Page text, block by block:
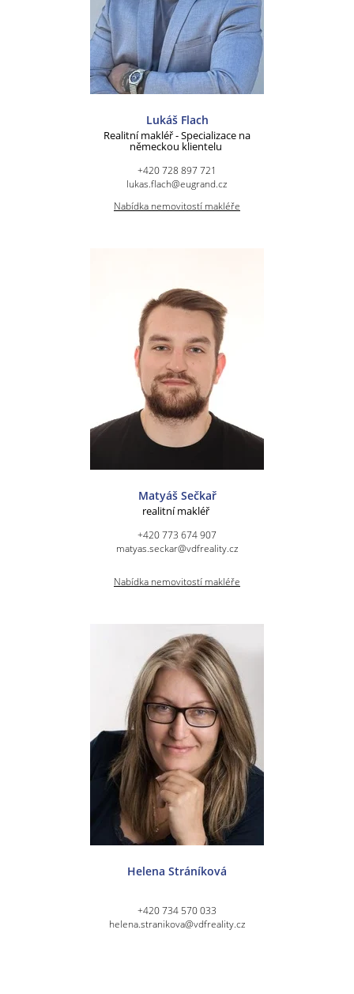
Lukáš Flach
Realitní makléř - Specializace na
německou klientelu
+420 728 897 721
lukas.flach@eugrand.cz
Nabídka nemovitostí makléře
Matyáš Sečkař
realitní makléř
+420 773 674 907
matyas.seckar@vdfreality.cz
Nabídka nemovitostí makléře
Helena Stráníková
+420 734 570 033
helena.stranikova@vdfreality.cz